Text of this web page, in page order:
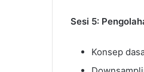
Sesi 5:
Konsep